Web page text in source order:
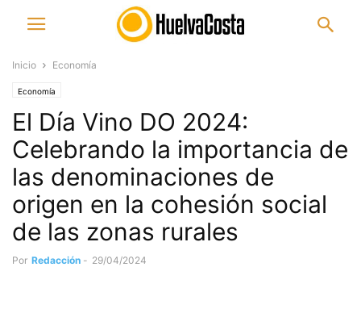
Inicio Economía
Economía
El Día Vino DO 2024:
Celebrando la importancia de
las denominaciones de
origen en la cohesión social
de las zonas rurales
Por Redacción - 29/04/2024